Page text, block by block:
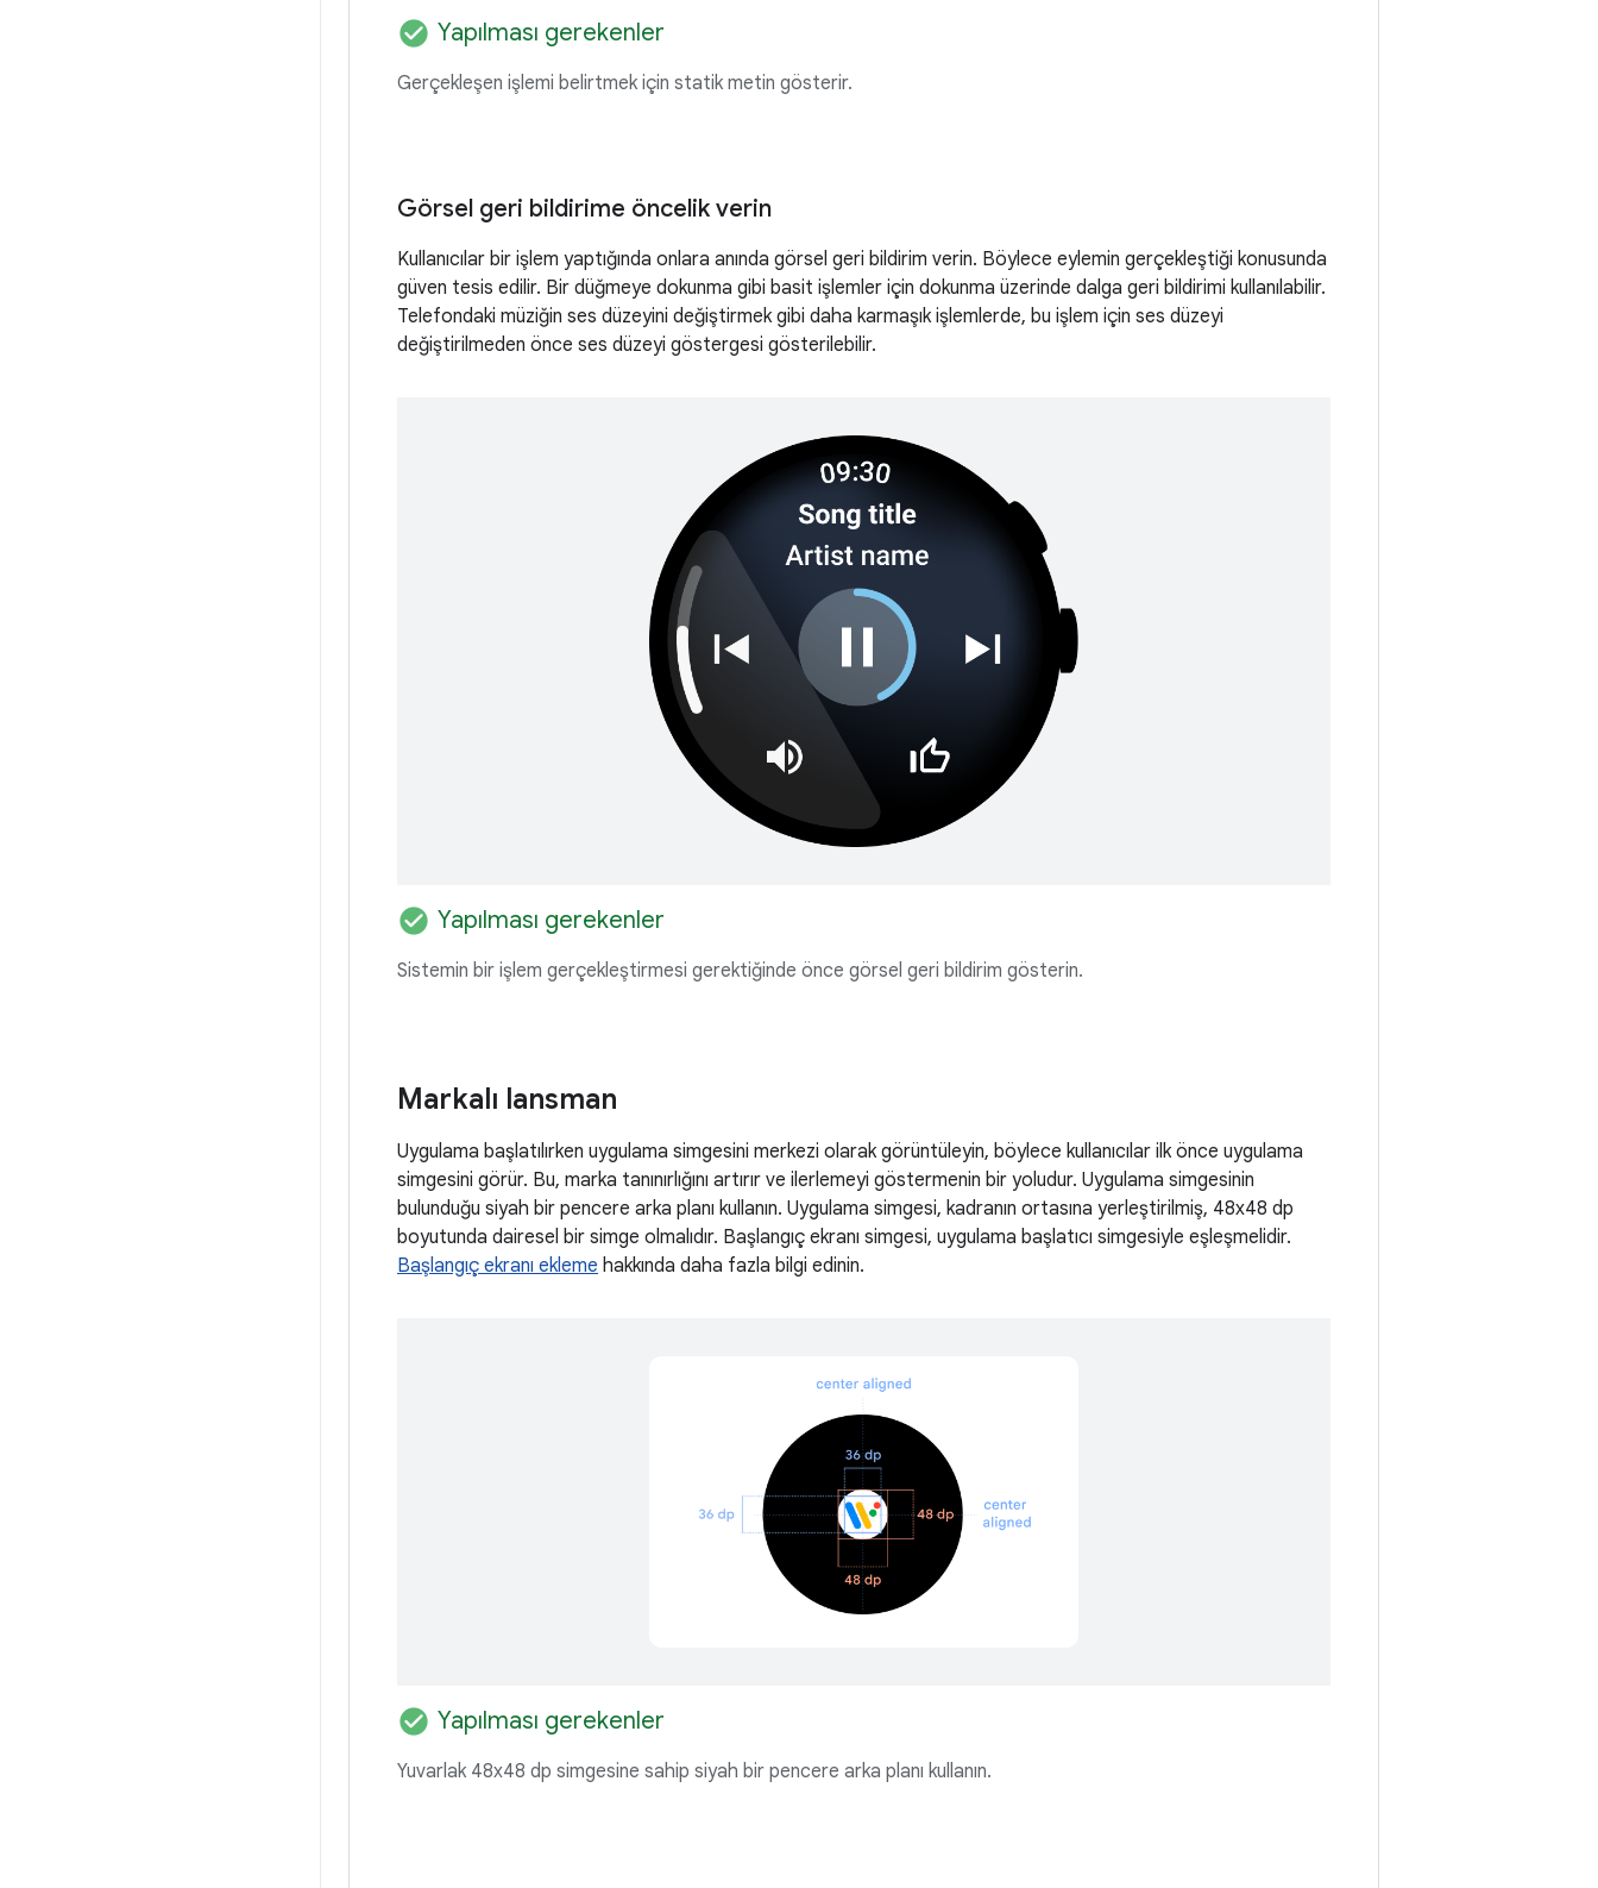
check_circle Yapılması gerekenler
Gerçekleşen işlemi belirtmek için statik metin gösterir.
Görsel geri bildirime öncelik verin
Kullanıcılar bir işlem yaptığında onlara anında görsel geri bildirim verin. Böylece eylemin gerçekleştiği konusunda
güven tesis edilir. Bir düğmeye dokunma gibi basit işlemler için dokunma üzerinde dalga geri bildirimi kullanılabilir.
Telefondaki müziğin ses düzeyini değiştirmek gibi daha karmaşık işlemlerde, bu işlem için ses düzeyi
değiştirilmeden önce ses düzeyi göstergesi gösterilebilir.
check_circle Yapılması gerekenler
Sistemin bir işlem gerçekleştirmesi gerektiğinde önce görsel geri bildirim gösterin.
Markalı lansman
Uygulama başlatılırken uygulama simgesini merkezi olarak görüntüleyin, böylece kullanıcılar ilk önce uygulama
simgesini görür. Bu, marka tanınırlığını artırır ve ilerlemeyi göstermenin bir yoludur. Uygulama simgesinin
bulunduğu siyah bir pencere arka planı kullanın. Uygulama simgesi, kadranın ortasına yerleştirilmiş, 48x48 dp
boyutunda dairesel bir simge olmalıdır. Başlangıç ekranı simgesi, uygulama başlatıcı simgesiyle eşleşmelidir.
Başlangıç ekranı ekleme hakkında daha fazla bilgi edinin.
check_circle Yapılması gerekenler
Yuvarlak 48x48 dp simgesine sahip siyah bir pencere arka planı kullanın.